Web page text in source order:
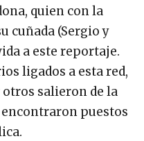
quien con la
cuñada (Sergio y
a este reportaje.
ligados a esta red,
salieron de la
encontraron puestos